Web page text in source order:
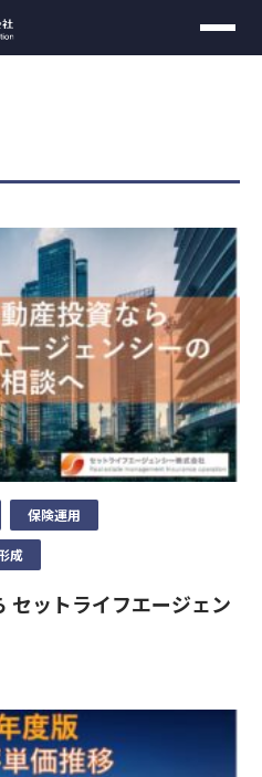
保険運用
成
セットライフエージェン
してください。
ついて
るサービス（以下「本サービス」
ー情報の取扱いについて、以下
以下「本ポリシー」といいま
不動産業・保険業に対する社会
客様の個人情報を適正にお取り
い資料をお送りいたします。
信してください。
を予定しておりま
可能です。
でご契約を行ったり契約
いません。
してください。